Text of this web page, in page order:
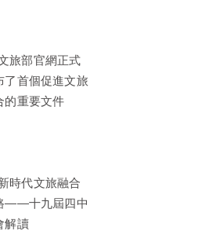
旅部官網正式
了首個促進文旅
的重要文件
時代文旅融合
——十九屆四中
解讀